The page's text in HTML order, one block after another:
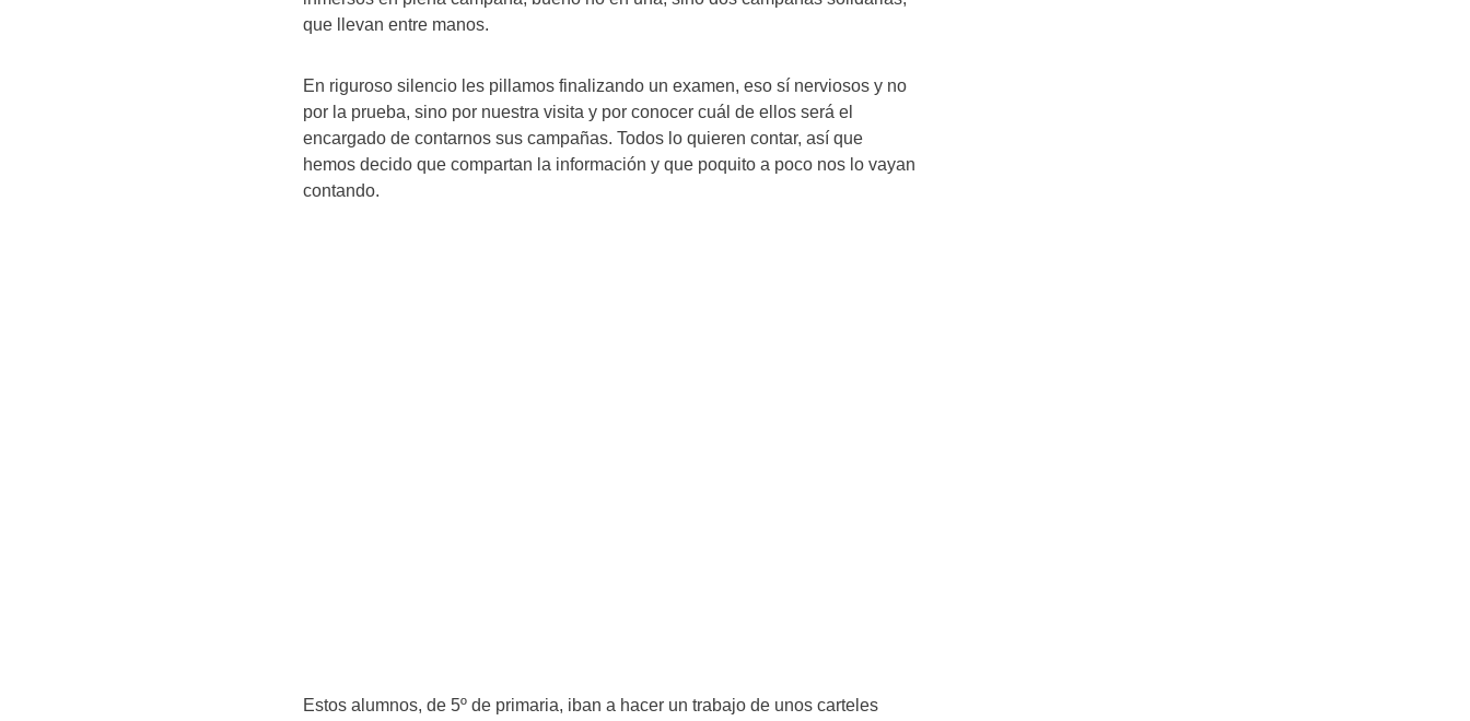
que llevan entre manos.
En riguroso silencio les pillamos finalizando un examen, eso sí nerviosos y no
por la prueba, sino por nuestra visita y por conocer cuál de ellos será el
encargado de contarnos sus campañas. Todos lo quieren contar, así que
hemos decido que compartan la información y que poquito a poco nos lo vayan
contando.
Estos alumnos, de 5º de primaria, iban a hacer un trabajo de unos carteles